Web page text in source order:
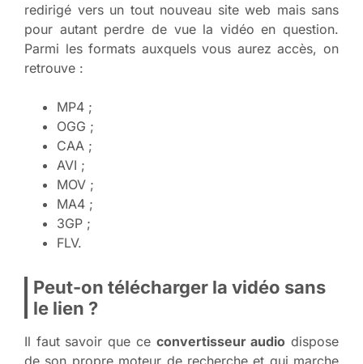
redirigé vers un tout nouveau site web mais sans
pour autant perdre de vue la vidéo en question.
Parmi les formats auxquels vous aurez accès, on
retrouve :
MP4 ;
OGG ;
CAA ;
AVI ;
MOV ;
MA4 ;
3GP ;
FLV.
Peut-on télécharger la vidéo sans
le lien ?
Il faut savoir que ce convertisseur audio dispose
de son propre moteur de recherche et qui marche